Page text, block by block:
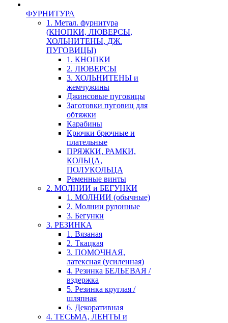
ФУРНИТУРА
1. Метал. фурнитура
(КНОПКИ, ЛЮВЕРСЫ,
ХОЛЬНИТЕНЫ, ДЖ.
ПУГОВИЦЫ)
1. КНОПКИ
2. ЛЮВЕРСЫ
3. ХОЛЬНИТЕНЫ и
жемчужины
Джинсовые пуговицы
Заготовки пуговиц для
обтяжки
Карабины
Крючки брючные и
плательные
ПРЯЖКИ, РАМКИ,
КОЛЬЦА,
ПОЛУКОЛЬЦА
Ременные винты
2. МОЛНИИ и БЕГУНКИ
1. МОЛНИИ (обычные)
2. Молнии рулонные
3. Бегунки
3. РЕЗИНКА
1. Вязаная
2. Ткацкая
3. ПОМОЧНАЯ,
латексная (усиленная)
4. Резинка БЕЛЬЕВАЯ /
вздержка
5. Резинка круглая /
шляпная
6. Декоративная
4. ТЕСЬМА, ЛЕНТЫ и